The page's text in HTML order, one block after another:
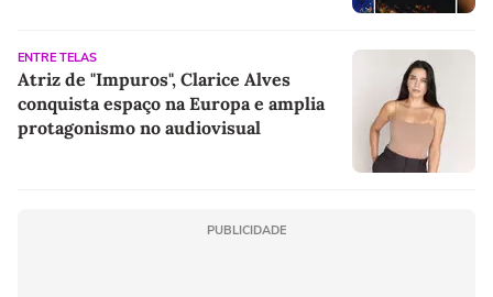
ENTRE TELAS
Atriz de "Impuros", Clarice Alves
conquista espaço na Europa e amplia
protagonismo no audiovisual
PUBLICIDADE